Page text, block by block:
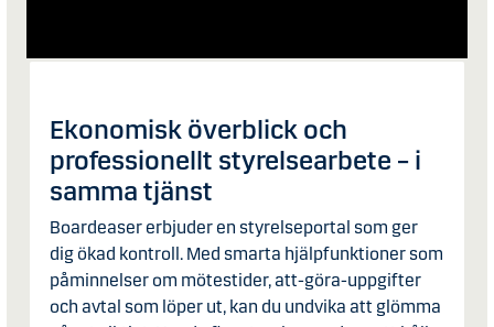
Ekonomisk överblick och
professionellt styrelsearbete – i
samma tjänst
Boardeaser erbjuder en styrelseportal som ger
dig ökad kontroll. Med smarta hjälpfunktioner som
påminnelser om mötestider, att-göra-uppgifter
och avtal som löper ut, kan du undvika att glömma